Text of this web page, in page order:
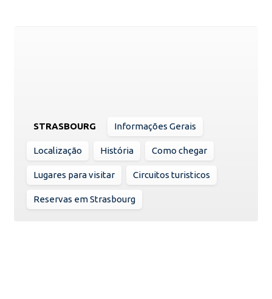
STRASBOURG Informações Gerais
Localização História Como chegar
Lugares para visitar Circuitos turisticos
Reservas em Strasbourg